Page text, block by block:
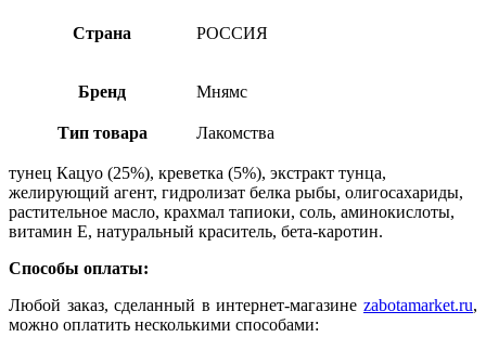
Страна РОССИЯ
Бренд Мнямс
Тип товара Лакомства
тунец Кацуо (25%), креветка (5%), экстракт тунца,
желирующий агент, гидролизат белка рыбы, олигосахариды,
растительное масло, крахмал тапиоки, соль, аминокислоты,
витамин Е, натуральный краситель, бета-каротин.
Способы оплаты:
Любой заказ, сделанный в интернет-магазине zabotamarket.ru,
можно оплатить несколькими способами: